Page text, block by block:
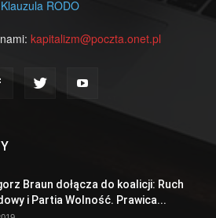
Klauzula RODO
kapitalizm@poczta.onet.pl
Braun dołącza do koalicji: Ruch
i Partia Wolność. Prawica...